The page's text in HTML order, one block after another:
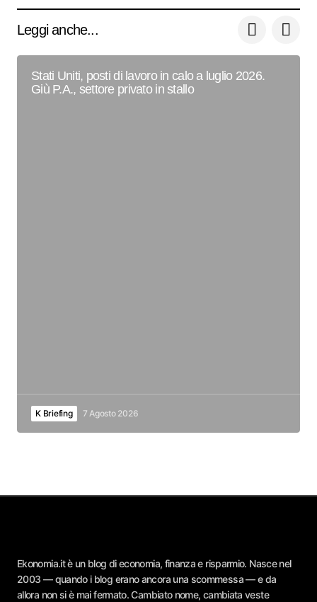
Leggi anche...
Stati Uniti, posti di lavoro in calo a luglio 2026.
Giù P.A., settore privato in stallo
K Briefing 7 Agosto 2026
Ekonomia.it è un blog di economia, finanza e risparmio. Nasce nel
2003 — quando i blog erano ancora una scommessa — e da
allora non si è mai fermato. Cambiato nome, cambiata veste